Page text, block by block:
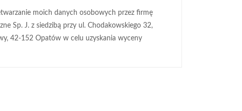
moich danych osobowych przez firmę
Sp. J. z siedzibą przy ul. Chodakowskiego 32,
42-152 Opatów w celu uzyskania wyceny